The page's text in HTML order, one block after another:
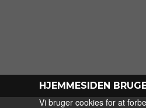
HJEMMESIDEN
Vi bruger cookies for at